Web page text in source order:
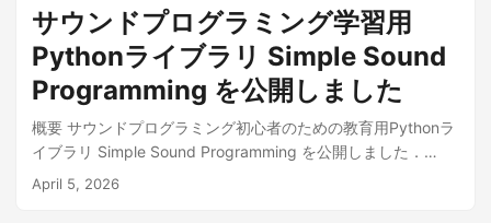
との 共著 として学会発表へと発展させたものです．安達さん
の卒業研究については，以前の記事「【ゼミテーマ紹介】K-
POPにおける歌詞構造と音楽的区切りの不一致が生み出す表
現効果の分析」で紹介しています．本記事はその続編にあた
ります． 発表情報 発表題目：K-POPにおける歌詞構造と音楽
的区切りの不一致が生み出す表現効果の分析 著者：鈴木源吾
（開志専門職大学 情報学部）・安達萌衣（株式会社ミロク情
報サービス） 会議：情報処理学会 音楽情報科学研究会 音学シ
サウンドプログラミング学習用
Pythonライブラリ Simple Sound
Programming を公開しました
概要 サウンドプログラミング初心者のための教育用Pythonラ
イブラリ Simple Sound Programming を公開しました．
GitHub: https://github.com/ggszk/simple-sound-
April 5, 2026